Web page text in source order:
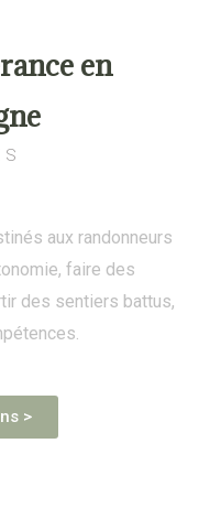
en
aux randonneurs
faire des
des sentiers battus,
>